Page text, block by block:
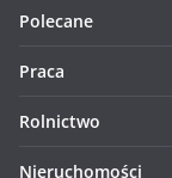
Polecane
Praca
Rolnictwo
Nieruchomości